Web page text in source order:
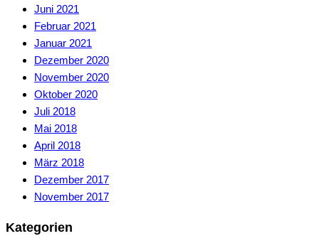
Juni 2021
Februar 2021
Januar 2021
Dezember 2020
November 2020
Oktober 2020
Juli 2018
Mai 2018
April 2018
März 2018
Dezember 2017
November 2017
Kategorien